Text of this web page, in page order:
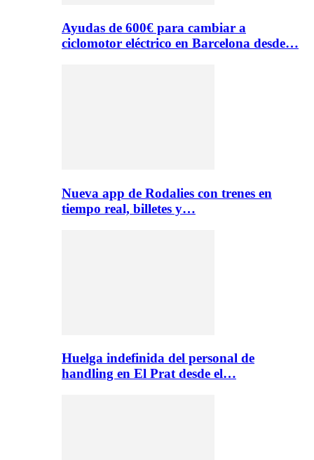
Ayudas de 600€ para cambiar a
ciclomotor eléctrico en Barcelona desde…
Nueva app de Rodalies con trenes en
tiempo real, billetes y…
Huelga indefinida del personal de
handling en El Prat desde el…